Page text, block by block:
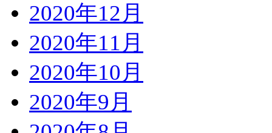
2020年12月
2020年11月
2020年10月
2020年9月